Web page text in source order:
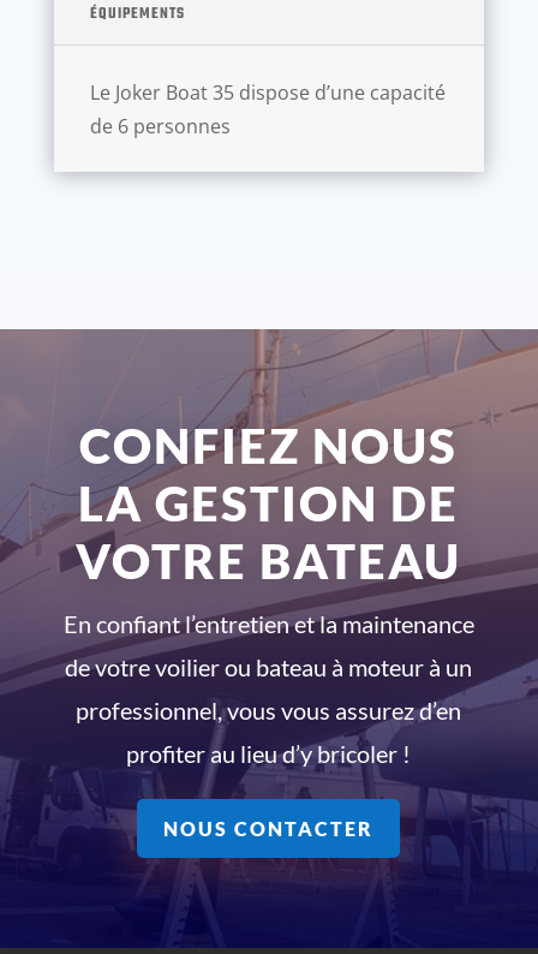
ÉQUIPEMENTS
Le Joker Boat 35 dispose d’une capacité
de 6 personnes
CONFIEZ NOUS
LA GESTION DE
VOTRE BATEAU
En confiant l’entretien et la maintenance
de votre voilier ou bateau à moteur à un
professionnel, vous vous assurez d’en
profiter au lieu d’y bricoler !
NOUS CONTACTER